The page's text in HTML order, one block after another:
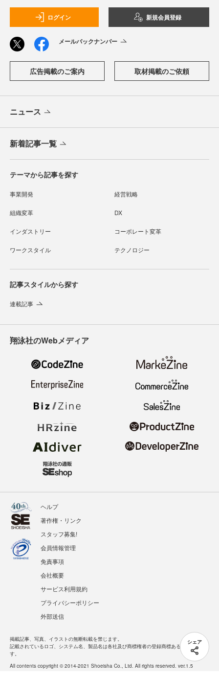
シェア
ログイン 新規会員登録
メールバックナンバー
広告掲載のご案内 取材掲載のご依頼
ニュース
新着記事一覧
テーマから記事を探す
事業開発 経営戦略
組織変革 DX
インダストリー コーポレート変革
ワークスタイル テクノロジー
記事スタイルから探す
連載記事
翔泳社のWebメディア
ヘルプ
著作権・リンク
スタッフ募集!
会員情報管理
免責事項
会社概要
サービス利用規約
プライバシーポリシー
外部送信
掲載記事、写真、イラストの無断転載を禁じます。
記載されているロゴ、システム名、製品名は各社及び商標権者の登録商標あるいは商標で
す。
All contents copyright © 2014-2021 Shoeisha Co., Ltd. All rights reserved. ver.1.5